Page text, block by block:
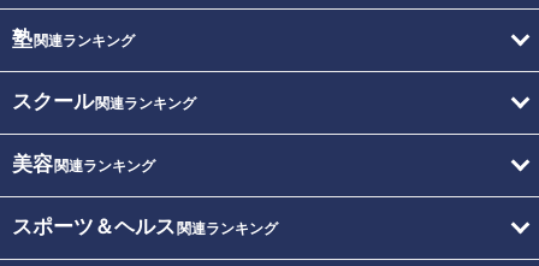
塾関連ランキング
スクール関連ランキング
美容関連ランキング
スポーツ＆ヘルス 関連ランキング